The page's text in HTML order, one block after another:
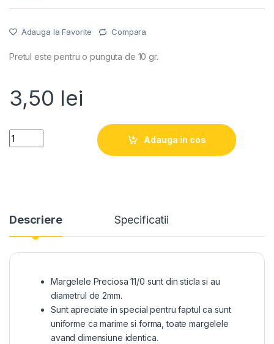
Adauga la Favorite Compara
Pretul este pentru o punguta de 10 gr.
3,50 lei
Quantity
Adauga in cos
Descriere Specificatii
Margelele Preciosa 11/0 sunt din sticla si au
diametrul de 2mm.
Sunt apreciate in special pentru faptul ca sunt
uniforme ca marime si forma, toate margelele
avand dimensiune identica.